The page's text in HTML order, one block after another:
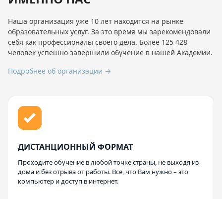
Наша организация уже 10 лет находится на рынке
образовательных услуг. За это время мы зарекомендовали
себя как профессионалы своего дела. Более 125 428
человек успешно завершили обучение в нашей Академии.
Подробнее об организации →
ДИСТАНЦИОННЫЙ ФОРМАТ
Проходите обучение в любой точке страны, не выходя из
дома и без отрыва от работы. Все, что Вам нужно – это
компьютер и доступ в интернет.